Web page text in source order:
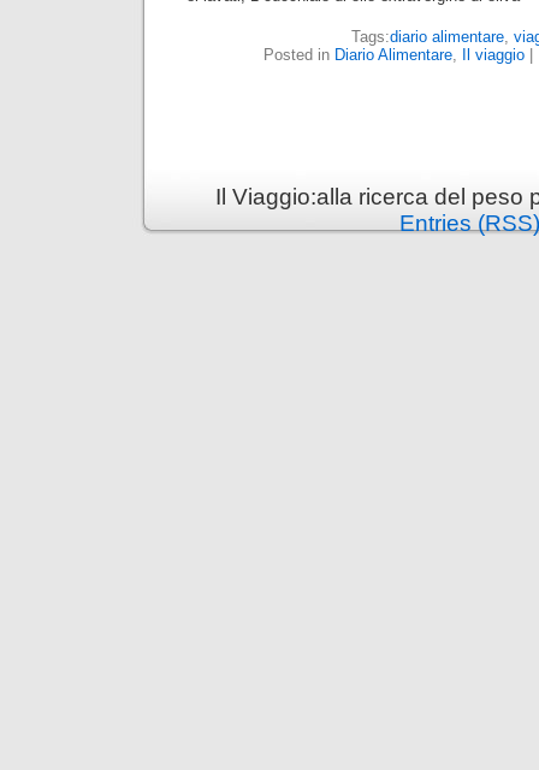
Tags:diario alimentare,
Posted in Diario Alimentare, Il viaggio
Il Viaggio:alla ricerca del
Entries (RSS)